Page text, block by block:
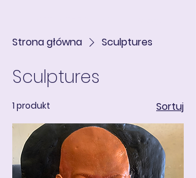
Strona główna Sculptures
Sculptures
1 produkt Sortuj